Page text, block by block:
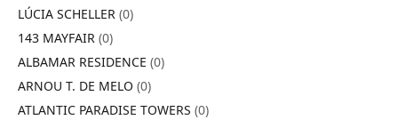
LÚCIA SCHELLER (0)
143 MAYFAIR (0)
ALBAMAR RESIDENCE (0)
ARNOU T. DE MELO (0)
ATLANTIC PARADISE TOWERS (0)